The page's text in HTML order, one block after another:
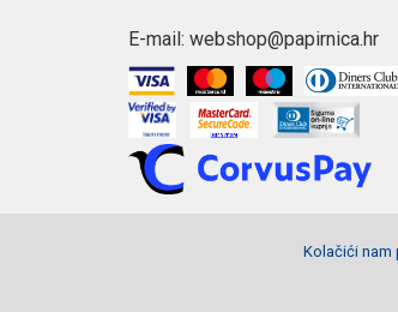
E-mail: webshop@papirnica.hr
Copyright © 2026 Webshop Papirnica.
Kolačići nam